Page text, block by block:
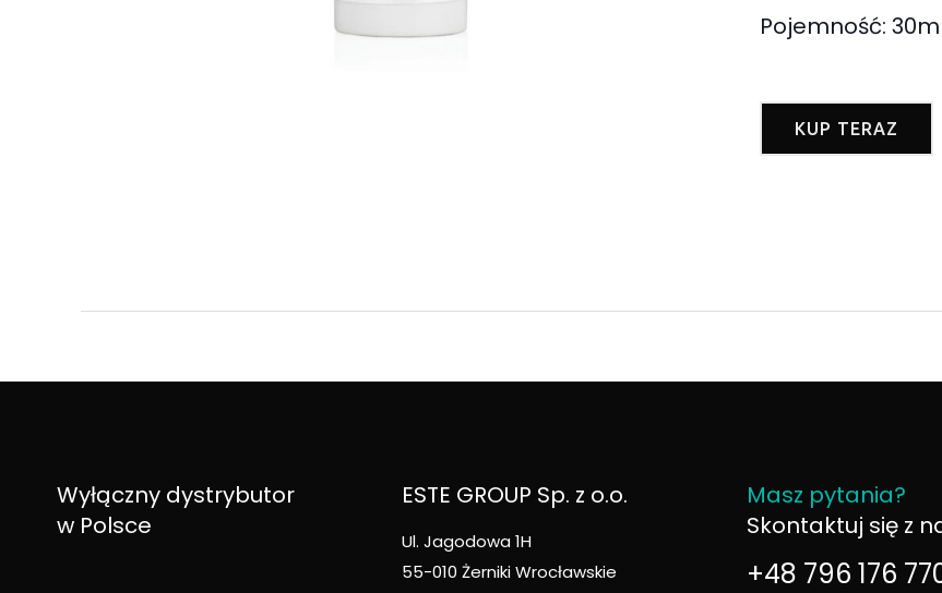
Pojemność:
KUP TERAZ
Wyłączny dystrybutor
w Polsce
ESTE GROUP Sp. z o.o.
Ul. Jagodowa 1H
55-010 Żerniki Wrocławskie
Masz pytania?
Skontaktuj się z
+48 796 176